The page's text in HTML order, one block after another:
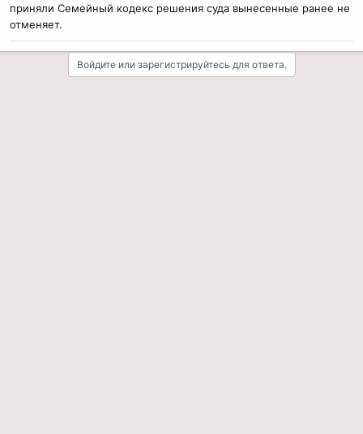
приняли Семейный кодекс решения суда вынесенные ранее не
отменяет.
Войдите или зарегистрируйтесь для ответа.